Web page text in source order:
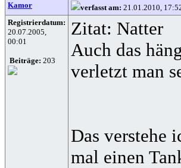
Kamor verfasst am: 21.01.2010,
Registrierdatum:
20.07.2005,
00:01
Beiträge: 203
Zitat: Natter
Auch das
verletzt man
Das verstehe
mal einen